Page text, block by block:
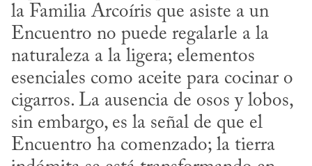
la Familia Arcoíris que asiste a un
Encuentro no puede regalarle a la
naturaleza a la ligera; elementos
esenciales como aceite para cocinar o
cigarros. La ausencia de osos y lobos,
sin embargo, es la señal de que el
Encuentro ha comenzado; la tierra